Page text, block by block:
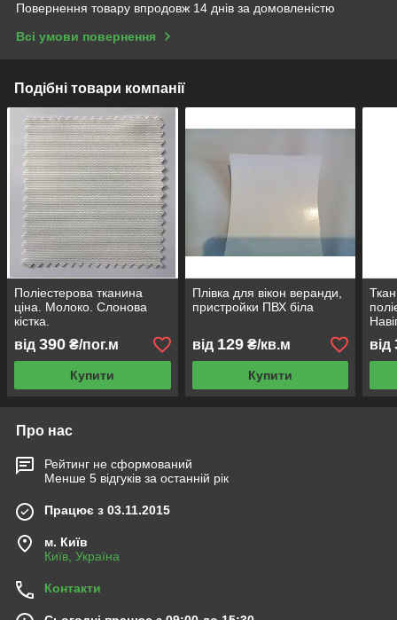
Повернення товару впродовж 14 днів за домовленістю
Всі умови повернення
Подібні товари компанії
Поліестерова тканина
ціна. Молоко. Слонова
кістка.
від 390 ₴/пог.м
Купити
Плівка для вікон веранди,
пристройки ПВХ біла
від 129₴/кв.м
Купити
від
Про нас
Рейтинг не сформований
Менше 5 відгуків за останній рік
Працює з 03.11.2015
м. Київ
Київ, Україна
Контакти